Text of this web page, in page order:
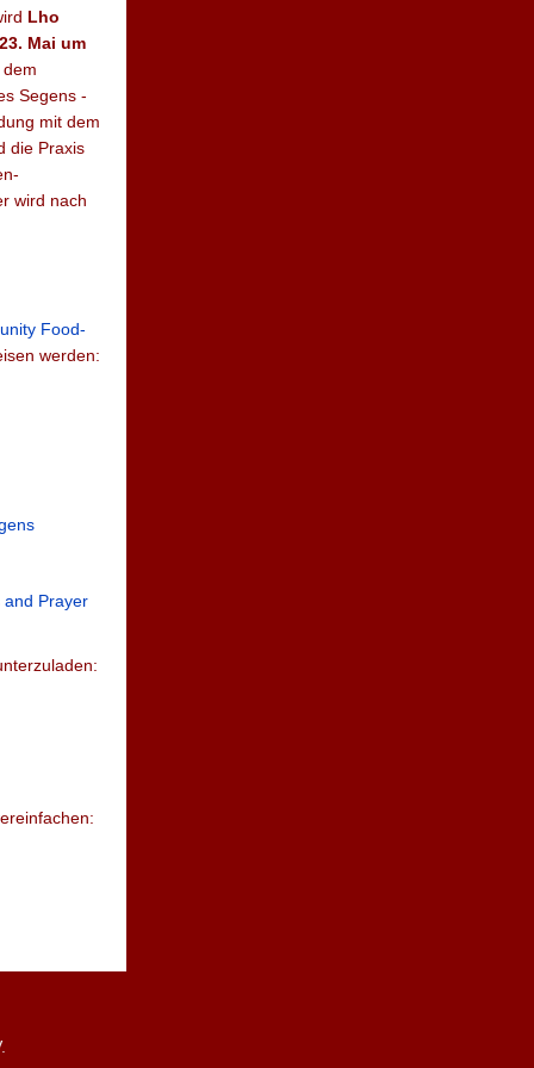
Lho
Mai um
Segens -
mit dem
die Praxis
wird nach
Food-
werden:
and Prayer